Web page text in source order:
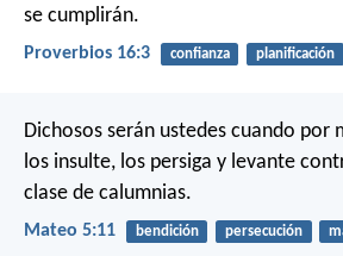
se cumplirán.
Proverbios 16:3 confianza planificación
Dichosos serán ustedes cuando por
los insulte, los persiga y levante
clase de calumnias.
Mateo 5:11 bendición persecución